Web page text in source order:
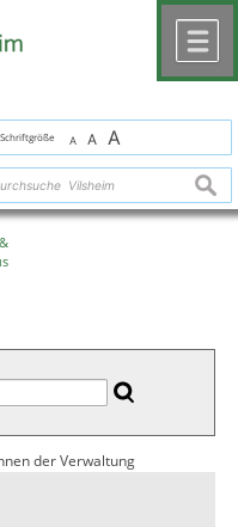
Schriftgröße A A A
der Verwaltung